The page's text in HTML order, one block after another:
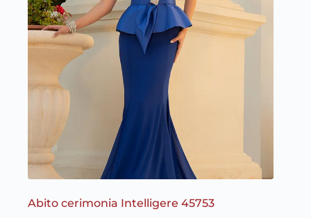
Abito cerimonia Intelligere 45753